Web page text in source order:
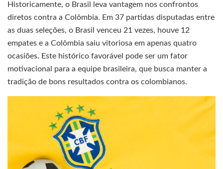
Historicamente, o Brasil leva vantagem nos confrontos
diretos contra a Colômbia. Em 37 partidas disputadas entre
as duas seleções, o Brasil venceu 21 vezes, houve 12
empates e a Colômbia saiu vitoriosa em apenas quatro
ocasiões. Este histórico favorável pode ser um fator
motivacional para a equipe brasileira, que busca manter a
tradição de bons resultados contra os colombianos.